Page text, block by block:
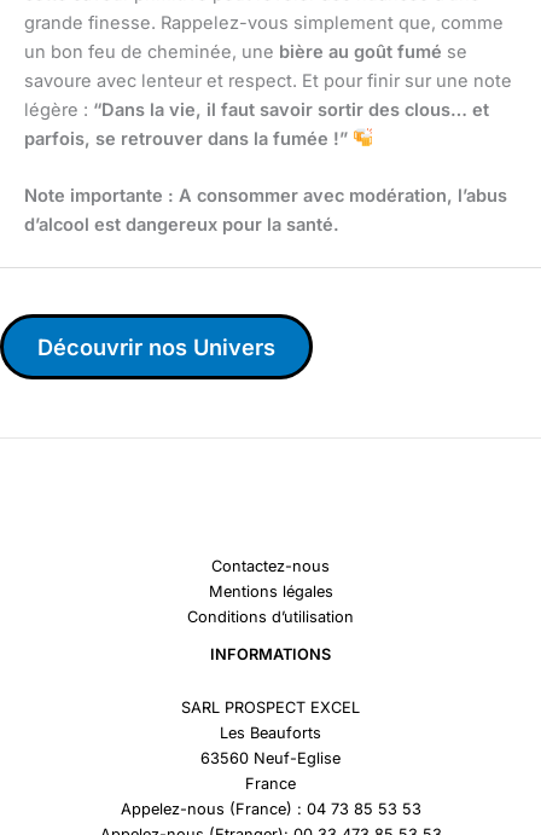
grande finesse. Rappelez-vous simplement que, comme
un bon feu de cheminée, une bière au goût fumé se
savoure avec lenteur et respect. Et pour finir sur une note
légère : “Dans la vie, il faut savoir sortir des clous… et
parfois, se retrouver dans la fumée !”
Note importante : A consommer avec modération, l’abus
d’alcool est dangereux pour la santé.
Découvrir nos Univers
Contactez-nous
Mentions légales
Conditions d’utilisation
INFORMATIONS
SARL PROSPECT EXCEL
Les Beauforts
63560 Neuf-Eglise
France
Appelez-nous (France) : 04 73 85 53 53